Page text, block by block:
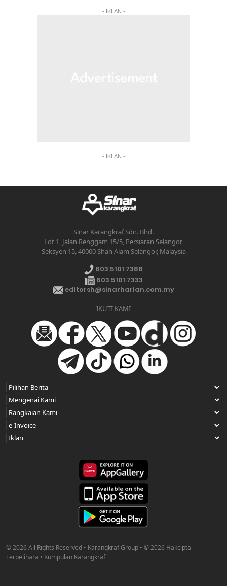
- IKLAN -
- IKLAN -
Sinar Karangkraf Sdn. Bhd.
Lot 1, Jalan Renggam 15/5, Persiaran Selangor,
Seksyen 15, 40000 Shah Alam Selangor, Malaysia
603.5101.7388
603.5101.7333
editorsh@sinarharian.com.my
IKUTI KAMI
© 2026 All Rights Reserved • Karangkraf Group • © 2026 Hakcipta
Terpelihara • Kumpulan Karangkraf